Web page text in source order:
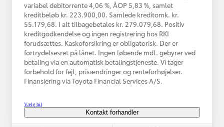
variabel debitorrente 4,06 %, ÅOP 5,83 %, samlet
kreditbeløb kr. 223.900,00. Samlede kreditomk. kr.
55.179,68. I alt tilbagebetales kr. 279.079,68. Positiv
kreditgodkendelse og ingen registrering hos RKI
forudsættes. Kaskoforsikring er obligatorisk. Der er
fortrydelsesret på lånet. Ingen løbende mdl. gebyrer ved
betaling via en automatisk betalingstjeneste. Vi tager
forbehold for fejl, prisændringer og renteforhøjelser.
Finansiering via Toyota Financial Services A/S.
Vælg bil
Kontakt forhandler